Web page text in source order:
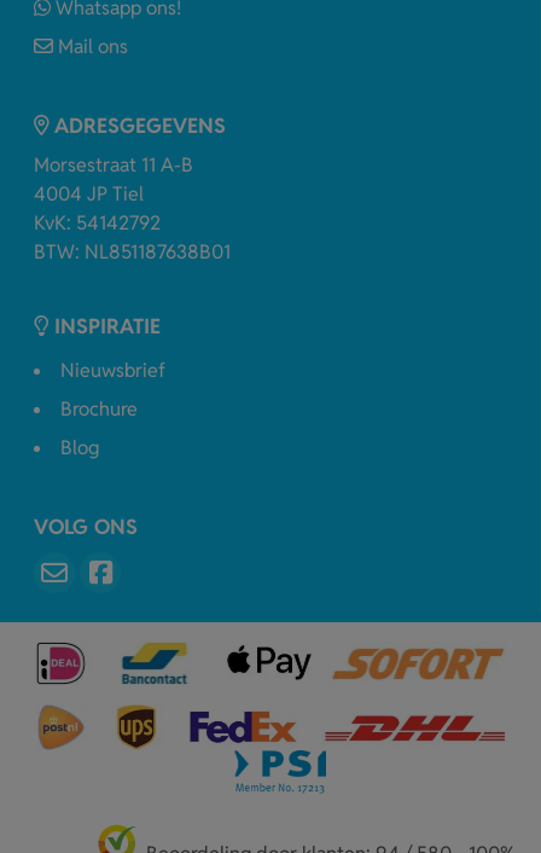
Whatsapp ons!
Mail ons
ADRESGEGEVENS
Morsestraat 11 A-B
4004 JP Tiel
KvK: 54142792
BTW: NL851187638B01
INSPIRATIE
Nieuwsbrief
Brochure
Blog
VOLG ONS